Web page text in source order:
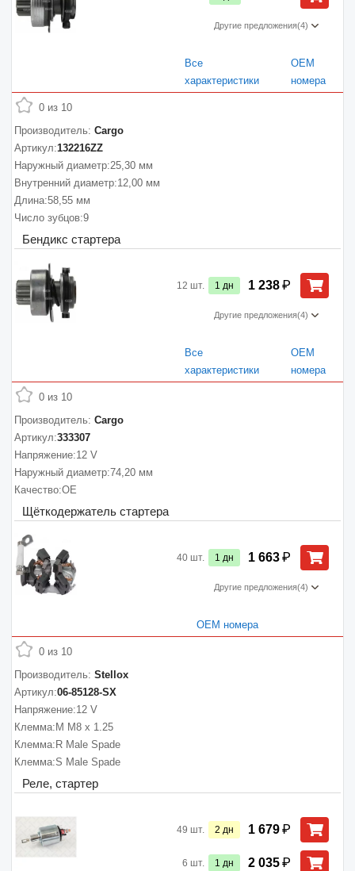
Другие предложения(4)
Все
характеристики
ОЕМ
номера
Бендикс стартера
0 из 10
Производитель: Cargo
Артикул:132216ZZ
Наружный диаметр:25,30 мм
Внутренний диаметр:12,00 мм
Длина:58,55 мм
Число зубцов:9
12 шт. 1 дн 1 238₽
Другие предложения(4)
Все
характеристики
ОЕМ
номера
Щёткодержатель стартера
0 из 10
Производитель: Cargo
Артикул:333307
Напряжение:12 V
Наружный диаметр:74,20 мм
Качество:OE
40 шт. 1 дн 1 663₽
Другие предложения(4)
ОЕМ номера
Реле, стартер
0 из 10
Производитель: Stellox
Артикул:06-85128-SX
Напряжение:12 V
Клемма: M M8 x 1.25
Клемма: R Male Spade
Клемма:S Male Spade
49 шт. 2 дн 1 679₽
6 шт. 1 дн 2 035₽